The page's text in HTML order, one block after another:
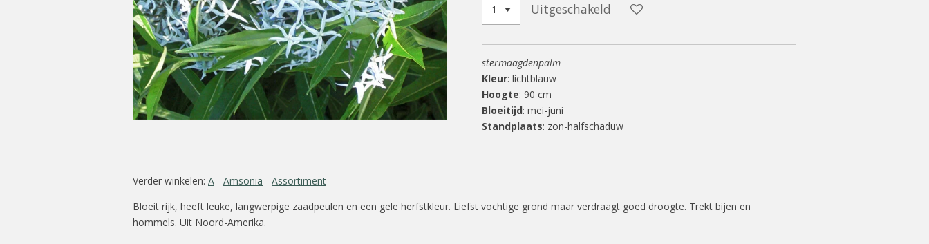
Uitgeschakeld
stermaagdenpalm
Kleur: lichtblauw
Hoogte: 90 cm
Bloeitijd: mei-juni
Standplaats: zon-halfschaduw
Verder winkelen: A - Amsonia - Assortiment
Bloeit rijk, heeft leuke, langwerpige zaadpeulen en een gele herfstkleur. Liefst vochtige grond maar verdraagt goed droogte. Trekt bijen en
hommels. Uit Noord-Amerika.